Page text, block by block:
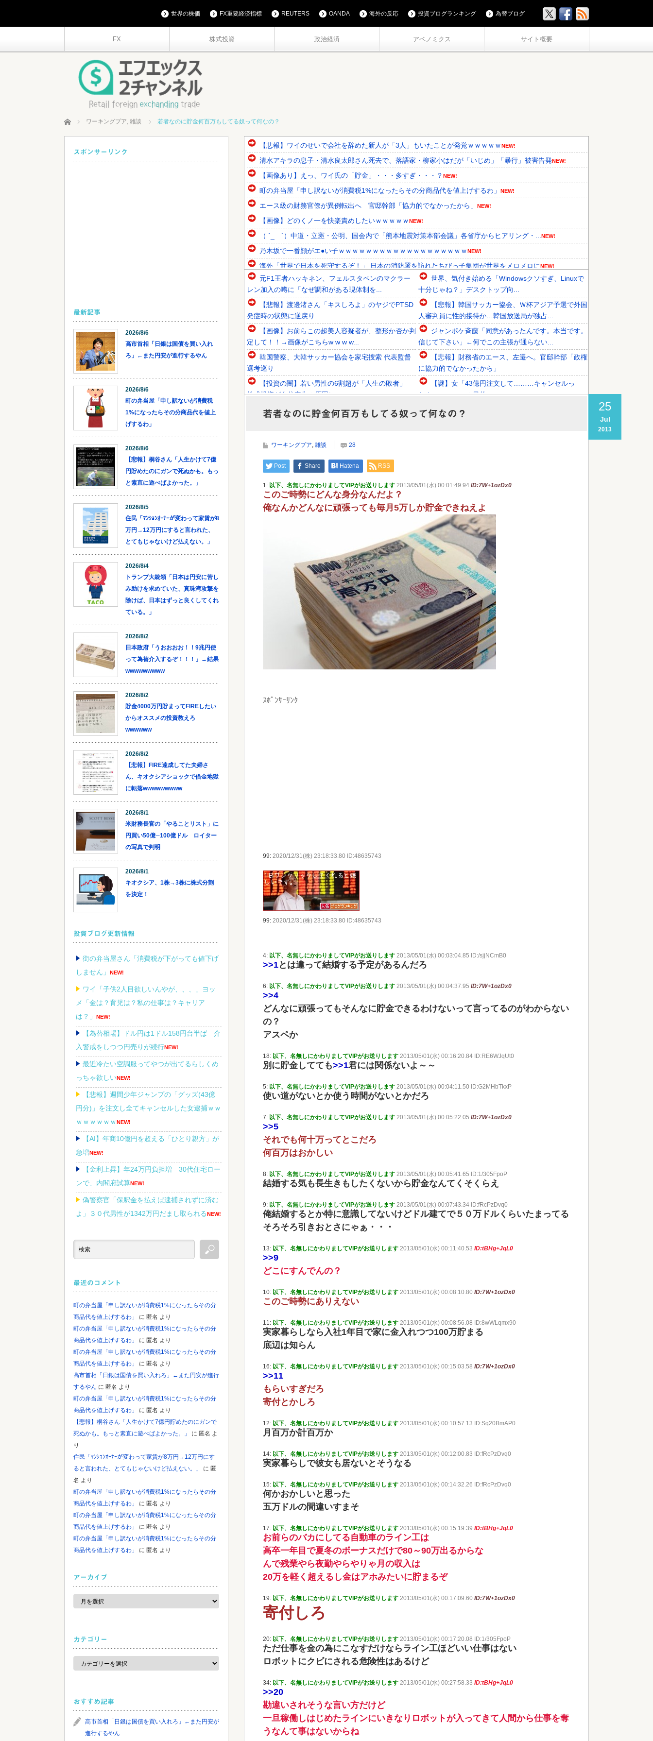
FX 株式投資 政治経済 アベノミクス サイト概要
世界の株価 FX重要経済指標 REUTERS OANDA 海外の反応 投資ブログランキング 為替ブログ
ホーム ワーキングプア, 雑談 若者なのに貯金何百万もしてる奴って何なの？
【悲報】ワイのせいで会社を辞めた新人が「3人」もいたことが発覚ｗｗｗｗｗNEW!
清水アキラの息子・清水良太郎さん死去で、落語家・柳家小はだが「いじめ」「暴行」被害告発NEW!
【画像あり】えっ、ワイ氏の「貯金」・・・多すぎ・・・？ NEW!
町の弁当屋「申し訳ないが消費税1%になったらその分商品代を値上げするわ」 NEW!
エース級の財務官僚が異例転出へ 官邸幹部「協力的でなかったから」 NEW!
【画像】どのくノ一を快楽責めしたいｗｗｗｗｗNEW!
（ ´_ゝ`）中道・立憲・公明、国会内で「熊本地震対策本部会議」各省庁からヒアリング・... NEW!
乃木坂で一番顔がエ●い子ｗｗｗｗｗｗｗｗｗｗｗｗｗｗｗｗｗｗｗNEW!
海外「世界で日本を死守するぞ！」 日本の消防署を訪れたちびっ子集団が世界をメロメロにNEW!
韓国人「大統領が直接乗り出して大韓サッカー協会の非民主的な運営を厳しく批判した理由がこ... NEW!
韓国人「意外に日本との関係が深い地球の裏側の国がこちらです‥」→「国境を越えた驚くべき...NEW!
韓国人「SKハイニックスが10%台の暴落！外国人投資家と機関が売り越しを仕掛けコスピが...
Powered by livedoor 相互RSS
元F1王者ハッキネン、フェルスタペンのマクラー
レン加入の噂に「なぜ調和がある現体制を...
【悲報】渡邊渚さん「キスしろよ」のヤジでPTSD
発症時の状態に逆戻り
【画像】お前らこの超美人容疑者が、整形か否か判
定して！！→画像がこちらw w w w...
韓国警察、大韓サッカー協会を家宅捜索 代表監督
選考巡り
【投資の闇】若い男性の6割超が「人生の敗者」
株式投資が自信喪失の原因に
【必見動画】熊本総合病院 地震発生時の手術室の
申」三重県「差別に当たらず、公表する方針...
Powered by livedoor 相互RSS
世界、気付き始める「Windowsクソすぎ、Linuxで
十分じゃね？」デスクトップ向...
【悲報】韓国サッカー協会、Ｗ杯アジア予選で外国
人審判員に性的接待か…韓国放送局が独占...
ジャンポケ斉藤「同意があったんです。本当です。
信じて下さい」←何でこの主張が通らない...
【悲報】財務省のエース、左遷へ。官邸幹部「政権
に協力的でなかったから」
【謎】女「43億円注文して………キャンセルっ
と！」←こいつの目的
【悲報】消費減税とか言う対した効果もないもので
25
Jul
2013
若者なのに貯金何百万もしてる奴って何なの？
ワーキングプア, 雑談 28
Post Share Hatena RSS
1: 以下、名無しにかわりましてVIPがお送りします 2013/05/01(水) 00:01:49.94 ID:7W+1ozDx0
このご時勢にどんな身分なんだよ？
俺なんかどんなに頑張っても毎月5万しか貯金できねえよ
ｽﾎﾟﾝｻｰﾘﾝｸ
99: 2020/12/31(株) 23:18:33.80 ID:48635743
99: 2020/12/31(株) 23:18:33.80 ID:48635743
4: 以下、名無しにかわりましてVIPがお送りします 2013/05/01(水) 00:03:04.85 ID:/sjjNCmB0
>>1とは違って結婚する予定があるんだろ
6: 以下、名無しにかわりましてVIPがお送りします 2013/05/01(水) 00:04:37.95 ID:7W+1ozDx0
>>4
どんなに頑張ってもそんなに貯金できるわけないって言ってるのがわからない
の？
アスペか
18: 以下、名無しにかわりましてVIPがお送りします 2013/05/01(水) 00:16:20.84 ID:RE6WJqUt0
別に貯金してても>>1君には関係ないよ～～
5: 以下、名無しにかわりましてVIPがお送りします 2013/05/01(水) 00:04:11.50 ID:G2MHbTkxP
使い道がないとか使う時間がないとかだろ
7: 以下、名無しにかわりましてVIPがお送りします 2013/05/01(水) 00:05:22.05 ID:7W+1ozDx0
>>5
それでも何十万ってとこだろ
何百万はおかしい
8: 以下、名無しにかわりましてVIPがお送りします 2013/05/01(水) 00:05:41.65 ID:1/305FpoP
結婚する気も長生きもしたくないから貯金なんてくそくらえ
9: 以下、名無しにかわりましてVIPがお送りします 2013/05/01(水) 00:07:43.34 ID:fRcPzDvq0
俺結婚するとか特に意識してないけどドル建てで５０万ドルくらいたまってる
そろそろ引きおとさにゃぁ・・・
13: 以下、名無しにかわりましてVIPがお送りします 2013/05/01(水) 00:11:40.53 ID:tBHg+JqL0
>>9
どこにすんでんの？
10: 以下、名無しにかわりましてVIPがお送りします 2013/05/01(水) 00:08:10.80 ID:7W+1ozDx0
このご時勢にありえない
11: 以下、名無しにかわりましてVIPがお送りします 2013/05/01(水) 00:08:56.08 ID:8wWLqmx90
実家暮らしなら入社1年目で家に金入れつつ100万貯まる
底辺は知らん
16: 以下、名無しにかわりましてVIPがお送りします 2013/05/01(水) 00:15:03.58 ID:7W+1ozDx0
>>11
もらいすぎだろ
寄付とかしろ
12: 以下、名無しにかわりましてVIPがお送りします 2013/05/01(水) 00:10:57.13 ID:Sq20BmAP0
月百万か計百万か
14: 以下、名無しにかわりましてVIPがお送りします 2013/05/01(水) 00:12:00.83 ID:fRcPzDvq0
実家暮らしで彼女も居ないとそうなる
15: 以下、名無しにかわりましてVIPがお送りします 2013/05/01(水) 00:14:32.26 ID:fRcPzDvq0
何かおかしいと思った
五万ドルの間違いすまそ
17: 以下、名無しにかわりましてVIPがお送りします 2013/05/01(水) 00:15:19.39 ID:tBHg+JqL0
お前らのバカにしてる自動車のライン工は
高卒一年目で夏冬のボーナスだけで80～90万出るからな
んで残業やら夜勤やらやりゃ月の収入は
20万を軽く超えるし金はアホみたいに貯まるぞ
19: 以下、名無しにかわりましてVIPがお送りします 2013/05/01(水) 00:17:09.60 ID:7W+1ozDx0
寄付しろ
20: 以下、名無しにかわりましてVIPがお送りします 2013/05/01(水) 00:17:20.08 ID:1/305FpoP
ただ仕事を金の為にこなすだけならライン工ほどいい仕事はない
ロボットにクビにされる危険性はあるけど
34: 以下、名無しにかわりましてVIPがお送りします 2013/05/01(水) 00:27:58.33 ID:tBHg+JqL0
>>20
勘違いされそうな言い方だけど
一旦稼働しはじめたラインにいきなりロボットが入ってきて人間から仕事を奪
うなんて事はないからね
スポンサーリンク
最新記事
2026/8/6
高市首相「日銀は国債を買い入れ
ろ」←また円安が進行するやん
2026/8/6
町の弁当屋「申し訳ないが消費税
1%になったらその分商品代を値上
げするわ」
2026/8/6
【悲報】桐谷さん「人生かけて7億
円貯めたのにガンで死ぬかも。もっ
と素直に遊べばよかった。」
2026/8/5
住民「ﾏﾝｼｮﾝｵｰﾅｰが変わって家賃が8
万円→12万円にすると言われた、
とてもじゃないけど払えない。」
2026/8/4
トランプ大統領「日本は円安に苦し
み助けを求めていた、真珠湾攻撃を
除けば、日本はずっと良くしてくれ
ている。」
2026/8/2
日本政府「うおおおお！！9兆円使
って為替介入するぞ！！！」→結果
wwwwwwwww
2026/8/2
貯金4000万円貯まってFIREしたい
からオススメの投資教えろ
wwwwww
2026/8/2
【悲報】FIRE達成してた夫婦さ
ん、キオクシアショックで借金地獄
に転落wwwwwwwww
2026/8/1
米財務長官の「やることリスト」に
円買い50億─100億ドル ロイター
の写真で判明
2026/8/1
キオクシア、1株→3株に株式分割
を決定！
投資ブログ更新情報
街の弁当屋さん「消費税が下がっても値下げ
しません」
NEW!
ワイ「子供2人目欲しいんやが、、、」ヨッ
メ「金は？育児は？私の仕事は？キャリア
は？」
NEW!
【為替相場】ドル円は1ドル158円台半ば 介
入警戒をしつつ円売りが続行NEW!
最近冷たい空調服ってやつが出てるらしくめ
っちゃ欲しいNEW!
【悲報】週間少年ジャンプの「グッズ(43億
円分)」を注文し全てキャンセルした女逮捕ｗｗ
ｗｗｗｗｗｗNEW!
【AI】年商10億円を超える「ひとり親方」が
急増NEW!
【金利上昇】年24万円負担増 30代住宅ロー
ンで、内閣府試算NEW!
偽警察官「保釈金を払えば逮捕されずに済む
よ」３０代男性が1342万円だまし取られるNEW!
た…」ワイ「はえーかわいそう…会社滅茶苦茶
やろなぁ」NEW!
Powered by livedoor 相互RSS
最近のコメント
町の弁当屋「申し訳ないが消費税1%になったらその分
商品代を値上げするわ」
に 匿名 より
町の弁当屋「申し訳ないが消費税1%になったらその分
商品代を値上げするわ」
に 匿名 より
町の弁当屋「申し訳ないが消費税1%になったらその分
商品代を値上げするわ」
に 匿名 より
高市首相「日銀は国債を買い入れろ」←また円安が進行
するやん に 匿名 より
町の弁当屋「申し訳ないが消費税1%になったらその分
商品代を値上げするわ」
に 匿名 より
【悲報】桐谷さん「人生かけて7億円貯めたのにガンで
死ぬかも。もっと素直に遊べばよかった。」
に 匿名 よ
り
住民「ﾏﾝｼｮﾝｵｰﾅｰが変わって家賃が8万円→12万円にす
ると言われた、とてもじゃないけど払えない。」
に 匿
名 より
町の弁当屋「申し訳ないが消費税1%になったらその分
商品代を値上げするわ」
に 匿名 より
町の弁当屋「申し訳ないが消費税1%になったらその分
商品代を値上げするわ」
に 匿名 より
町の弁当屋「申し訳ないが消費税1%になったらその分
商品代を値上げするわ」
に 匿名 より
アーカイブ
ア
カ
カテゴリー
カ
ゴ
おすすめ記事
高市首相「日銀は国債を買い入れろ」←また円安が
進行するやん